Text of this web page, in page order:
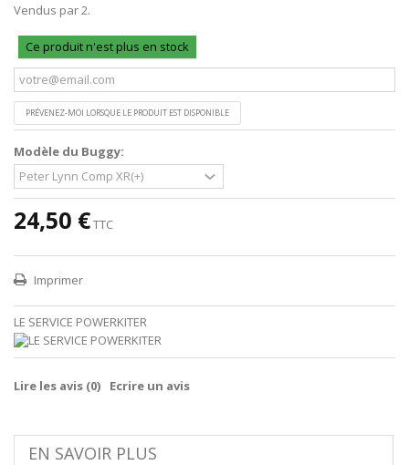
Vendus par 2.
Ce produit n'est plus en stock
PRÉVENEZ-MOI LORSQUE LE PRODUIT EST DISPONIBLE
Modèle du Buggy:
24,50 €TTC
Imprimer
LE SERVICE POWERKITER
Lire les avis (0) Ecrire un avis
EN SAVOIR PLUS